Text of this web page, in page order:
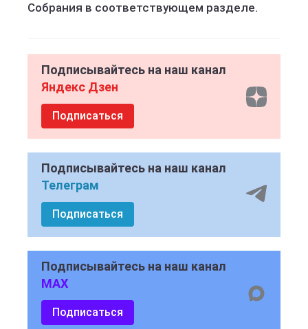
Собрания в соответствующем разделе.
Подписывайтесь на наш канал
Яндекс Дзен
Подписаться
Подписывайтесь на наш канал
Телеграм
Подписаться
Подписывайтесь на наш канал
MAX
Подписаться